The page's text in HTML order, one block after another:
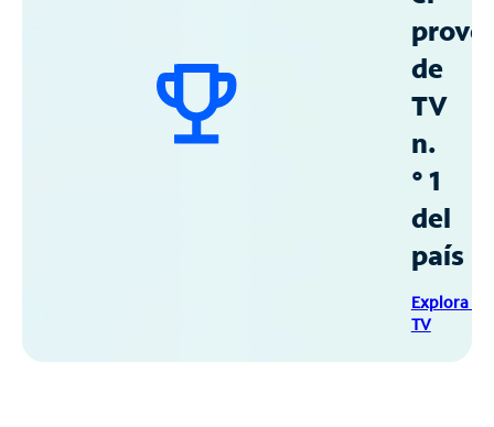
de
TV
n.
° 1
del
país
Explora
TV